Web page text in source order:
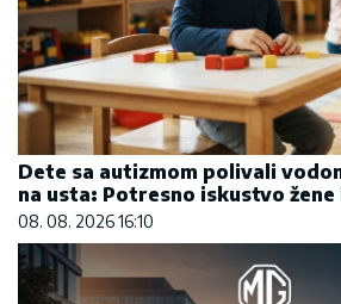
Dete sa autizmom polivali
na usta: Potresno iskustvo žene
08. 08. 2026 16:10